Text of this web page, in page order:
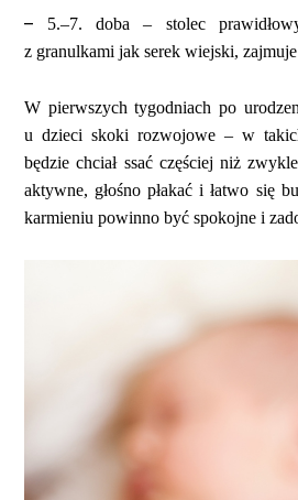
–
5.–7. doba – stolec
z granulkami jak serek wiejski,
W pierwszych tygodniach po
u dzieci skoki rozwojowe – w
będzie chciał ssać częściej niż
aktywne, głośno płakać i łatwo się
karmieniu powinno być spokojne i